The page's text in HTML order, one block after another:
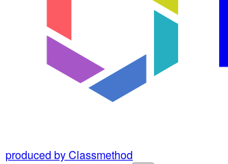
produced by Classmethod